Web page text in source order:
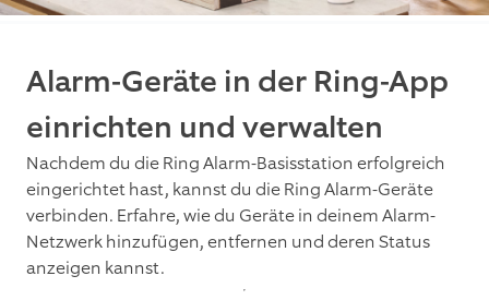
Alarm-Geräte in der Ring-App
einrichten und verwalten
Nachdem du die Ring Alarm-Basisstation erfolgreich
eingerichtet hast, kannst du die Ring Alarm-Geräte
verbinden. Erfahre, wie du Geräte in deinem Alarm-
Netzwerk hinzufügen, entfernen und deren Status
anzeigen kannst.